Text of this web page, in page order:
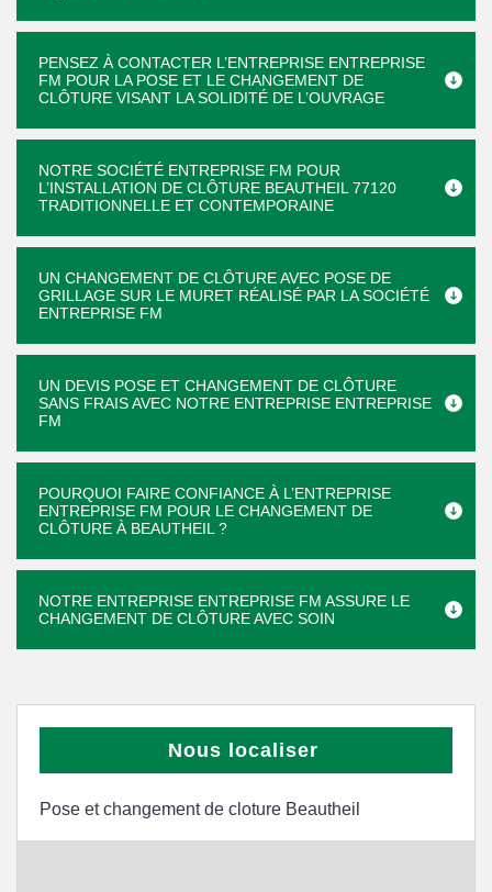
PENSEZ À CONTACTER L’ENTREPRISE ENTREPRISE
FM POUR LA POSE ET LE CHANGEMENT DE
CLÔTURE VISANT LA SOLIDITÉ DE L’OUVRAGE
NOTRE SOCIÉTÉ ENTREPRISE FM POUR
L’INSTALLATION DE CLÔTURE BEAUTHEIL 77120
TRADITIONNELLE ET CONTEMPORAINE
UN CHANGEMENT DE CLÔTURE AVEC POSE DE
GRILLAGE SUR LE MURET RÉALISÉ PAR LA SOCIÉTÉ
ENTREPRISE FM
UN DEVIS POSE ET CHANGEMENT DE CLÔTURE
SANS FRAIS AVEC NOTRE ENTREPRISE ENTREPRISE
FM
POURQUOI FAIRE CONFIANCE À L’ENTREPRISE
ENTREPRISE FM POUR LE CHANGEMENT DE
CLÔTURE À BEAUTHEIL ?
NOTRE ENTREPRISE ENTREPRISE FM ASSURE LE
CHANGEMENT DE CLÔTURE AVEC SOIN
Nous localiser
Pose et changement de cloture Beautheil